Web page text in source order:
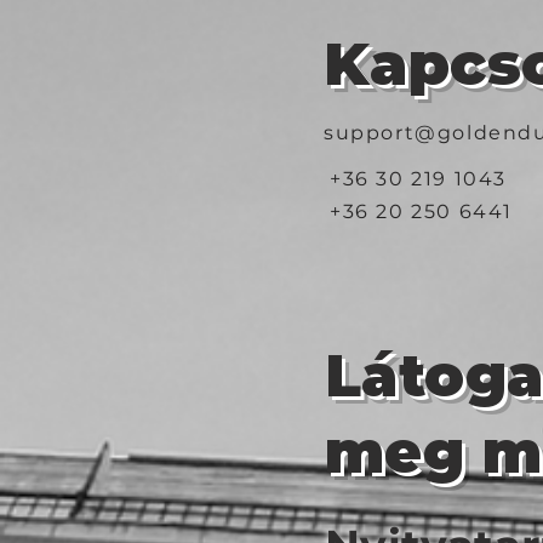
+36 30 219 1043
+36 20 250 6441
meg